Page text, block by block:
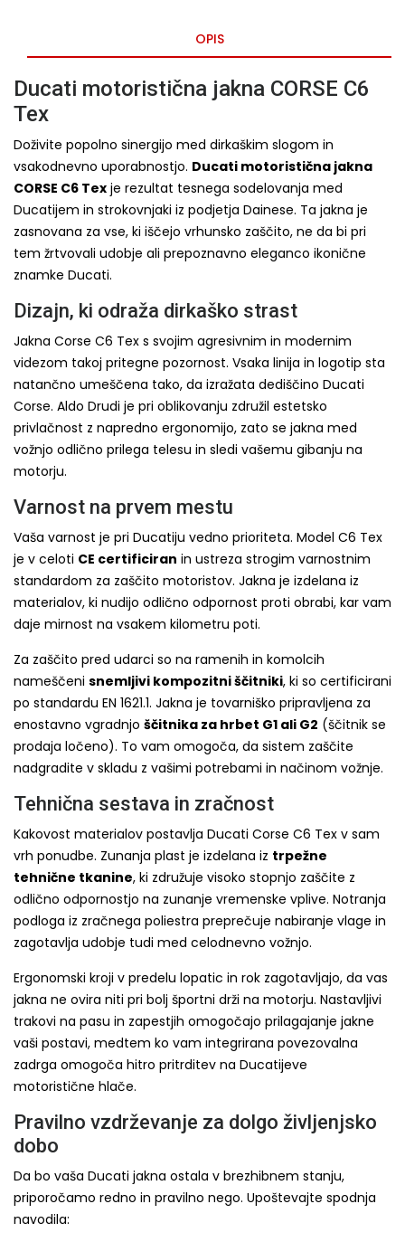
OPIS
Ducati motoristična jakna CORSE C6
Tex
Doživite popolno sinergijo med dirkaškim slogom in
vsakodnevno uporabnostjo. Ducati motoristična jakna
CORSE C6 Tex je rezultat tesnega sodelovanja med
Ducatijem in strokovnjaki iz podjetja Dainese. Ta jakna je
zasnovana za vse, ki iščejo vrhunsko zaščito, ne da bi pri
tem žrtvovali udobje ali prepoznavno eleganco ikonične
znamke Ducati.
Dizajn, ki odraža dirkaško strast
Jakna Corse C6 Tex s svojim agresivnim in modernim
videzom takoj pritegne pozornost. Vsaka linija in logotip sta
natančno umeščena tako, da izražata dediščino Ducati
Corse. Aldo Drudi je pri oblikovanju združil estetsko
privlačnost z napredno ergonomijo, zato se jakna med
vožnjo odlično prilega telesu in sledi vašemu gibanju na
motorju.
Varnost na prvem mestu
Vaša varnost je pri Ducatiju vedno prioriteta. Model C6 Tex
je v celoti CE certificiran in ustreza strogim varnostnim
standardom za zaščito motoristov. Jakna je izdelana iz
materialov, ki nudijo odlično odpornost proti obrabi, kar vam
daje mirnost na vsakem kilometru poti.
Za zaščito pred udarci so na ramenih in komolcih
nameščeni snemljivi kompozitni ščitniki, ki so certificirani
po standardu EN 1621.1. Jakna je tovarniško pripravljena za
enostavno vgradnjo ščitnika za hrbet G1 ali G2 (ščitnik se
prodaja ločeno). To vam omogoča, da sistem zaščite
nadgradite v skladu z vašimi potrebami in načinom vožnje.
Tehnična sestava in zračnost
Kakovost materialov postavlja Ducati Corse C6 Tex v sam
vrh ponudbe. Zunanja plast je izdelana iz trpežne
tehnične tkanine, ki združuje visoko stopnjo zaščite z
odlično odpornostjo na zunanje vremenske vplive. Notranja
podloga iz zračnega poliestra preprečuje nabiranje vlage in
zagotavlja udobje tudi med celodnevno vožnjo.
Ergonomski kroji v predelu lopatic in rok zagotavljajo, da vas
jakna ne ovira niti pri bolj športni drži na motorju. Nastavljivi
trakovi na pasu in zapestjih omogočajo prilagajanje jakne
vaši postavi, medtem ko vam integrirana povezovalna
zadrga omogoča hitro pritrditev na Ducatijeve
motoristične hlače.
Pravilno vzdrževanje za dolgo življenjsko
dobo
Da bo vaša Ducati jakna ostala v brezhibnem stanju,
priporočamo redno in pravilno nego. Upoštevajte spodnja
navodila: